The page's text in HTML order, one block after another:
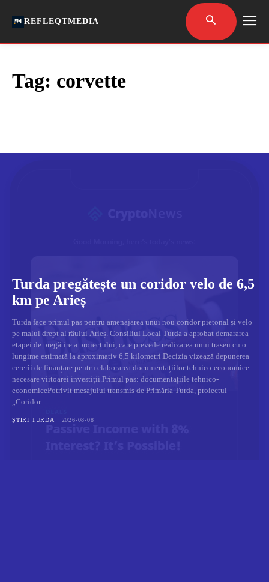
REFLEQTMEDIA
Tag: corvette
Turda pregătește un coridor velo de 6,5
km pe Arieș
Turda face primul pas pentru amenajarea unui nou coridor pietonal și velo
pe malul drept al râului Arieș. Consiliul Local Turda a aprobat demararea
etapei de pregătire a proiectului, care prevede realizarea unui traseu cu o
lungime estimată la aproximativ 6,5 kilometri.Decizia vizează depunerea
cererii de finanțare pentru elaborarea documentațiilor tehnico-economice
necesare viitoarei investiții.Primul pas: documentațiile tehnico-
economicePotrivit mesajului transmis de Primăria Turda, proiectul
„Coridor...
ȘTIRI TURDA 2026-08-08